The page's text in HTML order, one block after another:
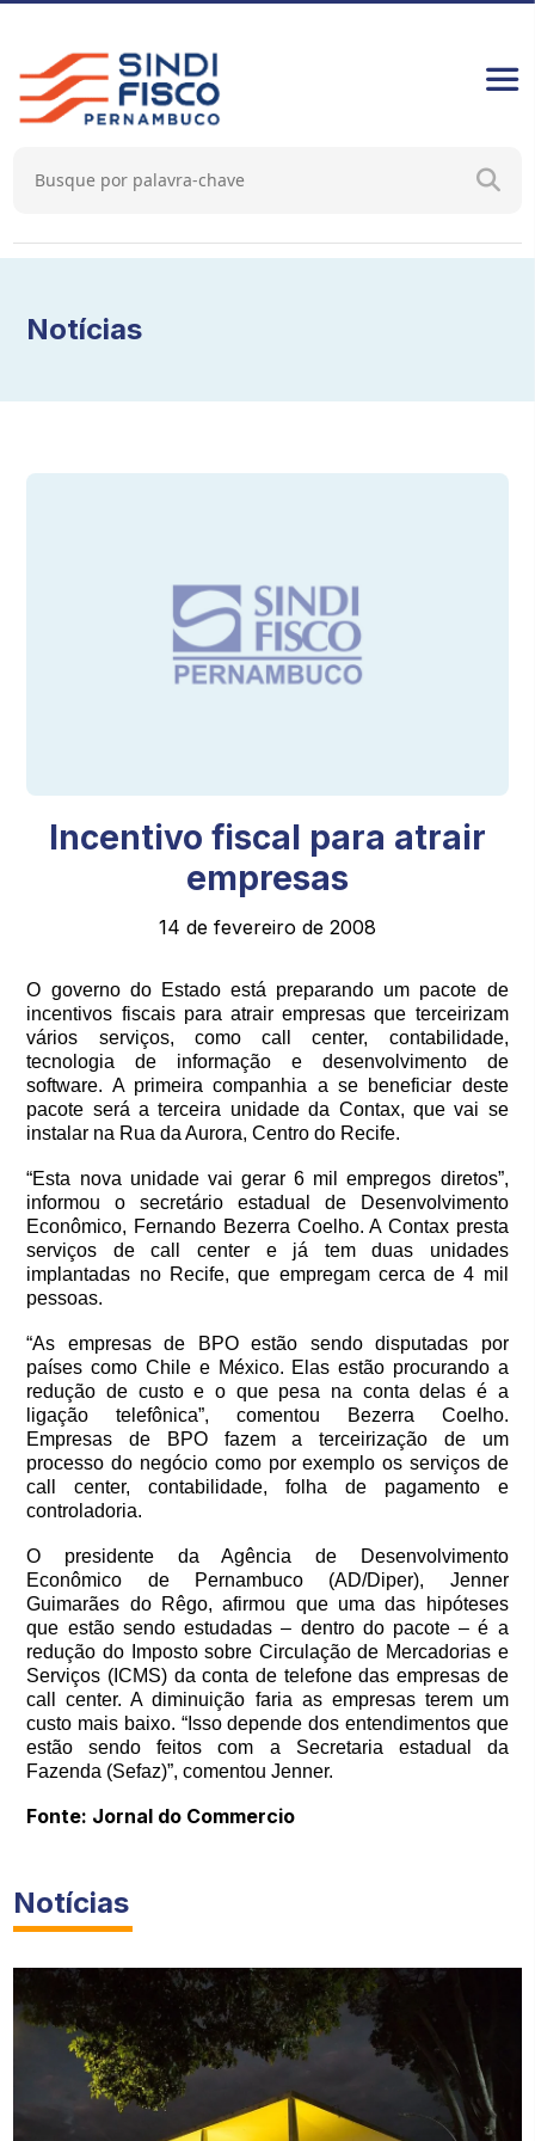
Notícias
Incentivo fiscal para atrair
empresas
14 de fevereiro de 2008
O governo do Estado está preparando um pacote de
incentivos fiscais para atrair empresas que terceirizam
vários serviços, como call center, contabilidade,
tecnologia de informação e desenvolvimento de
software. A primeira companhia a se beneficiar deste
pacote será a terceira unidade da Contax, que vai se
instalar na Rua da Aurora, Centro do Recife.
“Esta nova unidade vai gerar 6 mil empregos diretos”,
informou o secretário estadual de Desenvolvimento
Econômico, Fernando Bezerra Coelho. A Contax presta
serviços de call center e já tem duas unidades
implantadas no Recife, que empregam cerca de 4 mil
pessoas.
“As empresas de BPO estão sendo disputadas por
países como Chile e México. Elas estão procurando a
redução de custo e o que pesa na conta delas é a
ligação telefônica”, comentou Bezerra Coelho.
Empresas de BPO fazem a terceirização de um
processo do negócio como por exemplo os serviços de
call center, contabilidade, folha de pagamento e
controladoria.
O presidente da Agência de Desenvolvimento
Econômico de Pernambuco (AD/Diper), Jenner
Guimarães do Rêgo, afirmou que uma das hipóteses
que estão sendo estudadas – dentro do pacote – é a
redução do Imposto sobre Circulação de Mercadorias e
Serviços (ICMS) da conta de telefone das empresas de
call center. A diminuição faria as empresas terem um
custo mais baixo. “Isso depende dos entendimentos que
estão sendo feitos com a Secretaria estadual da
Fazenda (Sefaz)”, comentou Jenner.
Fonte: Jornal do Commercio
Notícias